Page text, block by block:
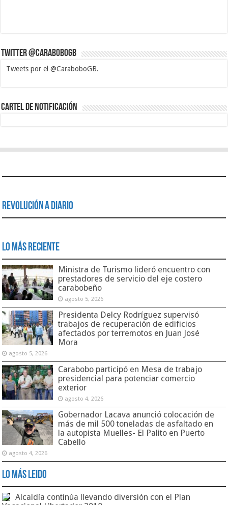
Twitter @CaraboboGB
Tweets por el @CaraboboGB.
Cartel de Notificación
Revolución a Diario
Lo Más Reciente
Ministra de Turismo lideró encuentro con
prestadores de servicio del eje costero
carabobeño
agosto 5, 2026
Presidenta Delcy Rodríguez supervisó
trabajos de recuperación de edificios
afectados por terremotos en Juan José
Mora
agosto 5, 2026
Carabobo participó en Mesa de trabajo
presidencial para potenciar comercio
exterior
agosto 4, 2026
Gobernador Lacava anunció colocación de
más de mil 500 toneladas de asfaltado en
la autopista Muelles- El Palito en Puerto
Cabello
agosto 4, 2026
Lo Más Leido
Alcaldía continúa llevando diversión con el Plan